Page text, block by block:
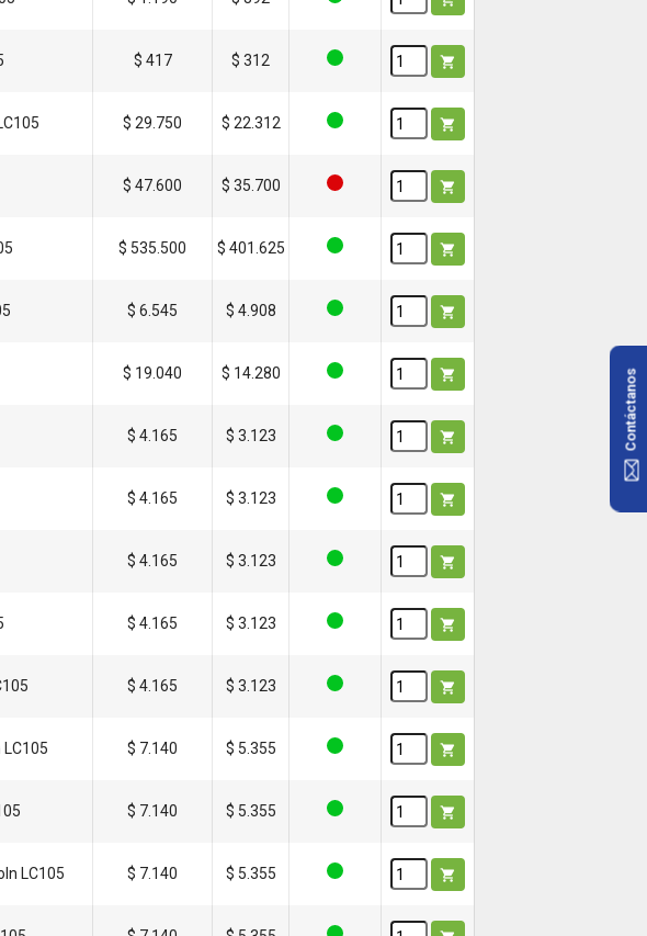
$ 417 $ 312 
$ 29.750 $ 22.312 
$ 47.600 $ 35.700 
$ 535.500 $ 401.625 
$ 6.545 $ 4.908 
$ 19.040 $ 14.280 
$ 4.165 $ 3.123 
$ 4.165 $ 3.123 
$ 4.165 $ 3.123 
$ 4.165 $ 3.123 
$ 4.165 $ 3.123 
$ 7.140 $ 5.355 
$ 7.140 $ 5.355 
LC105 $ 7.140 $ 5.355 
Contáctanos